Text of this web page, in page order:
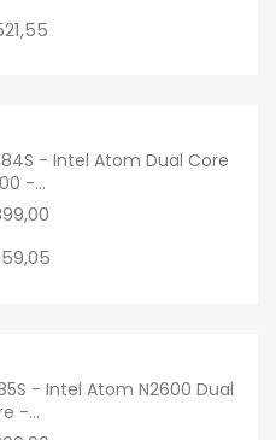
,55
- Intel Atom Dual Core
-...
,05
- Intel Atom N2600 Dual
-...